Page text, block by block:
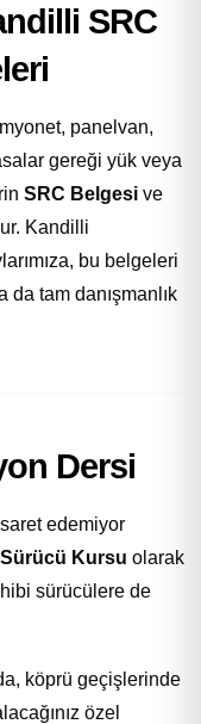
SRC
panelvan,
gereği yük veya
SRC Belgesi ve
Kandilli
bu belgeleri
da tam danışmanlık
Dersi
edemiyor
Kursu olarak
sürücülere de
köprü geçişlerinde
özel